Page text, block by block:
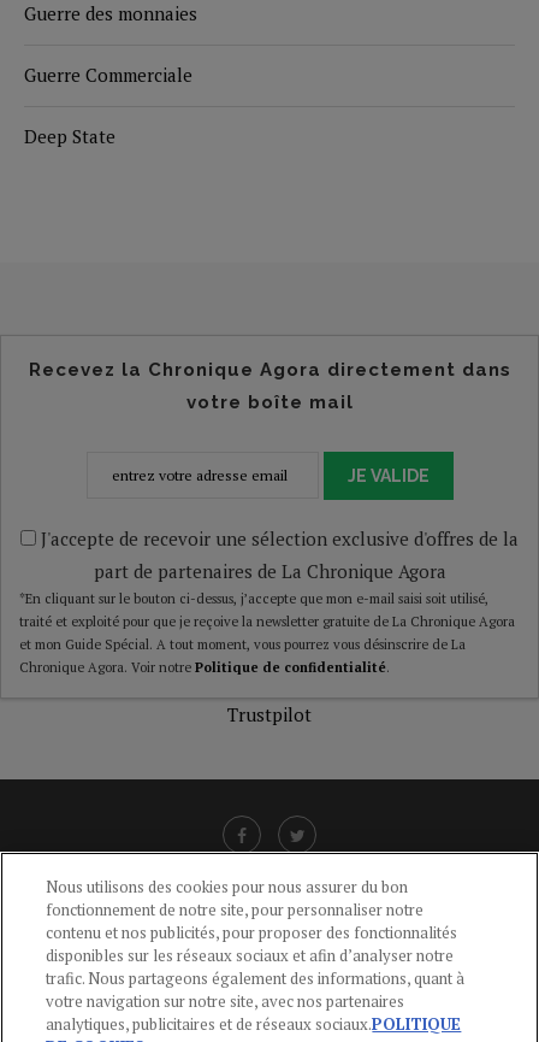
Guerre des monnaies
Guerre Commerciale
Deep State
Recevez la Chronique Agora directement dans
votre boîte mail
JE VALIDE
J'accepte de recevoir une sélection exclusive d'offres de la
part de partenaires de La Chronique Agora
*En cliquant sur le bouton ci-dessus, j’accepte que mon e-mail saisi soit utilisé,
traité et exploité pour que je reçoive la newsletter gratuite de La Chronique Agora
et mon Guide Spécial. A tout moment, vous pourrez vous désinscrire de La
Chronique Agora. Voir notre Politique de confidentialité.
Trustpilot
CGU-POLITIQUE DE CONFIDENTIALITÉ -POLITIQUE DES COOKIES
MENTIONS LÉGALES -AIDE
CONTACT
Nous utilisons des cookies pour nous assurer du bon
fonctionnement de notre site, pour personnaliser notre
contenu et nos publicités, pour proposer des fonctionnalités
disponibles sur les réseaux sociaux et afin d’analyser notre
trafic. Nous partageons également des informations, quant à
votre navigation sur notre site, avec nos partenaires
analytiques, publicitaires et de réseaux sociaux.POLITIQUE